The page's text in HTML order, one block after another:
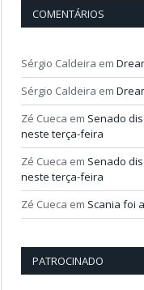
COMENTÁRIOS
Sérgio Caldeira em
Sérgio Caldeira em
Zé Cueca em Senado
neste terça-feira
Zé Cueca em Senado
neste terça-feira
Zé Cueca em Scania foi
PATROCINADO